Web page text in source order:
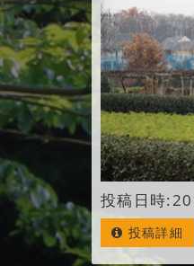
投稿日時
投稿詳細